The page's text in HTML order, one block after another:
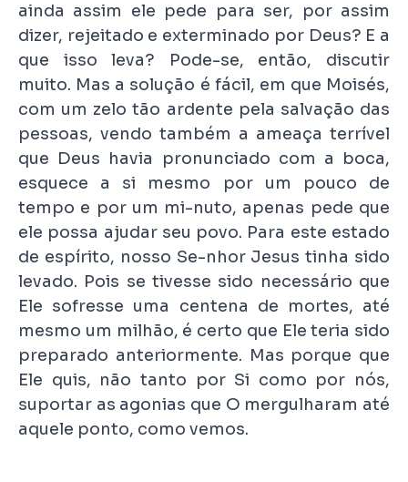
ainda assim ele pede para ser, por assim
dizer, rejeitado e exterminado por Deus? E a
que isso leva? Pode-se, então, discutir
muito. Mas a solução é fácil, em que Moisés,
com um zelo tão ardente pela salvação das
pessoas, vendo também a ameaça terrível
que Deus havia pronunciado com a boca,
esquece a si mesmo por um pouco de
tempo e por um mi-nuto, apenas pede que
ele possa ajudar seu povo. Para este estado
de espírito, nosso Se-nhor Jesus tinha sido
levado. Pois se tivesse sido necessário que
Ele sofresse uma centena de mortes, até
mesmo um milhão, é certo que Ele teria sido
preparado anteriormente. Mas porque que
Ele quis, não tanto por Si como por nós,
suportar as agonias que O mergulharam até
aquele ponto, como vemos.